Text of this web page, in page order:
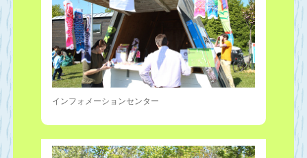
インフォメーションセンター